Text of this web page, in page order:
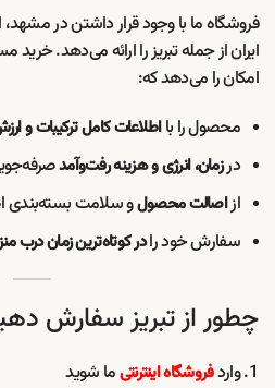
فروشگاه ما با وجود قرار داشتن در
ایران از جمله تبریز را ارائه می‌دهد.
امکان را می‌دهد که:
محصول را بااطلاعات کامل ترکیبات و
درزمان، انرژی و هزینه رفت‌وآمد
ازاصالت محصولو سلامت بسته‌بندی
سفارش خود رادر کوتاه‌ترین زمان درب
چطور از تبریز سفارش
واردفروشگاه اینترنتیما شوید